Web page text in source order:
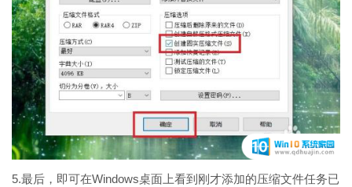
5.最后，即可在Windows桌面上看到刚才添加的压缩文件任务已